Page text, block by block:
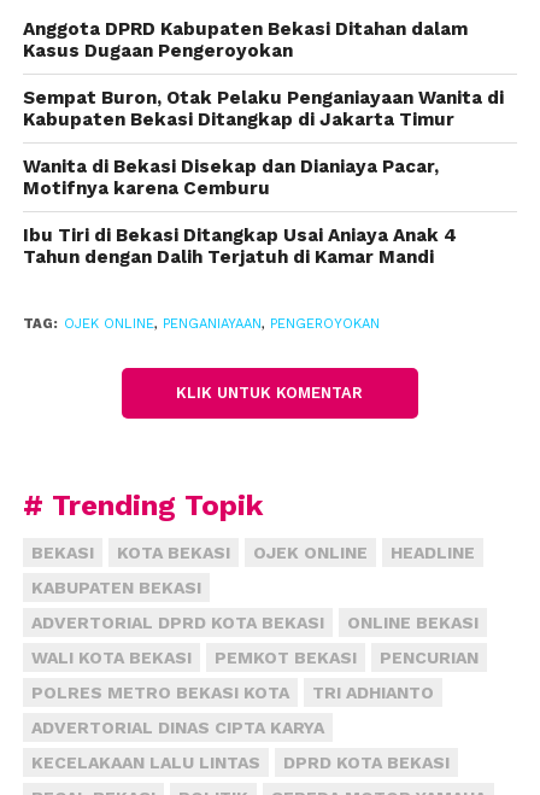
Menurut dia, polisi yang mendapatkan infirmasi itu
segera turun termasuk Tim Jaguar. Saat ini
sekelompok driver ojol dan opang sudah
dibubarkan dari lokasi.
“Untuk massa ojek online sudah diarahkan untuk
membubarkan diri. Sementara massa ojek
pangkalan sudah meninggalkan area kampus UI
menuju ke atas flyover UI,” ujar Putu Kholis.
Anggota DPRD Kabupaten Bekasi Ditahan dalam
Kasus Dugaan Pengeroyokan
Sempat Buron, Otak Pelaku Penganiayaan Wanita di
Kabupaten Bekasi Ditangkap di Jakarta Timur
Wanita di Bekasi Disekap dan Dianiaya Pacar,
Motifnya karena Cemburu
Ibu Tiri di Bekasi Ditangkap Usai Aniaya Anak 4
Tahun dengan Dalih Terjatuh di Kamar Mandi
TAG: OJEK ONLINE, PENGANIAYAAN, PENGEROYOKAN
KLIK UNTUK KOMENTAR
# Trending Topik
BEKASI KOTA BEKASI OJEK ONLINE
HEADLINE
KABUPATEN BEKASI
ADVERTORIAL DPRD KOTA BEKASI
ONLINE BEKASI
WALI KOTA BEKASI
PEMKOT BEKASI
PENCURIAN
POLRES METRO BEKASI KOTA
TRI ADHIANTO
ADVERTORIAL DINAS CIPTA KARYA
KECELAKAAN LALU LINTAS
DPRD KOTA BEKASI